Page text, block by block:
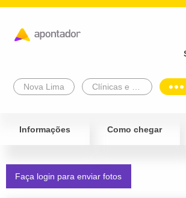
Nova Lima
Informações Como chegar
Faça login para enviar fotos